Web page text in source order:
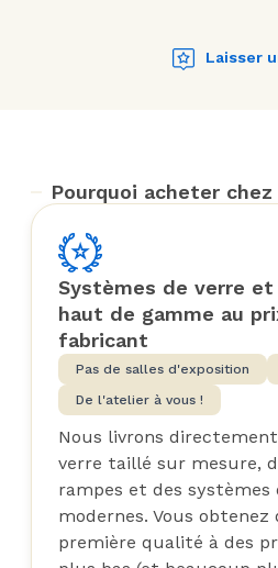
Laisser
Pourquoi acheter chez
Systèmes de verre
haut de gamme au
fabricant
Pas de salles d'exposition
De l'atelier à vous !
Nous livrons
verre taillé sur mesure,
rampes et des systèmes
modernes. Vous
première qualité à des